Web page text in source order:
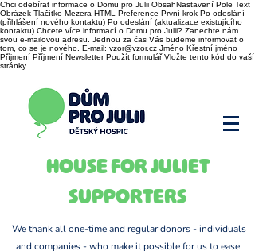
Chci odebírat informace o Domu pro Julii ObsahNastavení Pole Text
Obrázek Tlačítko Mezera HTML Preference První krok Po odeslání
(přihlášení nového kontaktu) Po odeslání (aktualizace existujícího
kontaktu) Chcete více informací o Domu pro Julii? Zanechte nám
svou e-mailovou adresu. Jednou za čas Vás budeme informovat o
tom, co se je nového. E-mail: vzor@vzor.cz Jméno Křestní jméno
Příjmení Příjmení Newsletter Použít formulář Vložte tento kód do vaší
stránky
HOUSE FOR JULIET
SUPPORTERS
We thank all one-time and regular donors - individuals
and companies - who make it possible for us to ease